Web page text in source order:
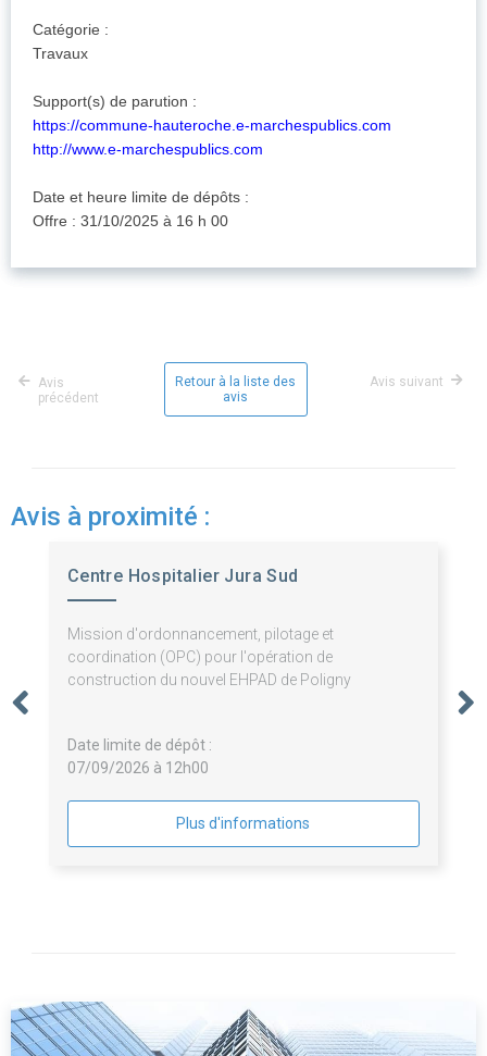
Catégorie :
Travaux
Support(s) de parution :
https://commune-hauteroche.e-marchespublics.com
http://www.e-marchespublics.com
Date et heure limite de dépôts :
Offre : 31/10/2025 à 16 h 00
Avis
précédent
Retour à la liste des
avis
Avis suivant
Avis à proximité :
Centre Hospitalier Jura Sud
Mission d'ordonnancement, pilotage et
coordination (OPC) pour l'opération de
construction du nouvel EHPAD de Poligny
Date limite de dépôt :
07/09/2026 à 12h00
Plus d'informations